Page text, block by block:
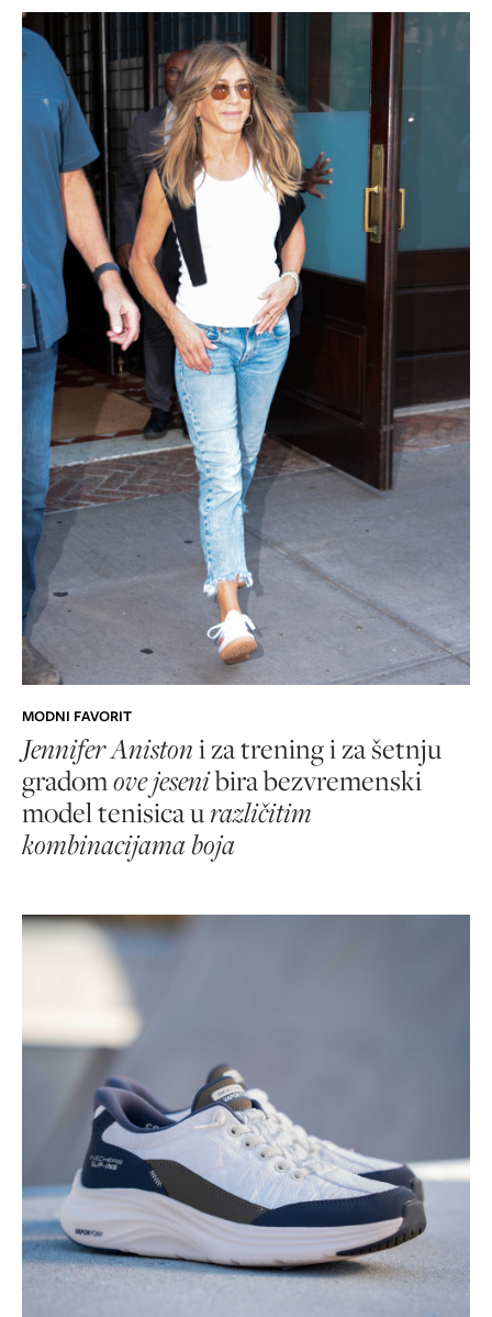
MODNI FAVORIT
Jennifer Anistoni za trening i za šetnju
gradomove jesenibira bezvremenski
model tenisica urazličitim
kombinacijama boja